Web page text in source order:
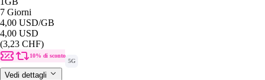
7 Giorni
4,00 USD/GB
4,00 USD
(3,23 CHF)
10% di sconto
5G
Vedi dettagli